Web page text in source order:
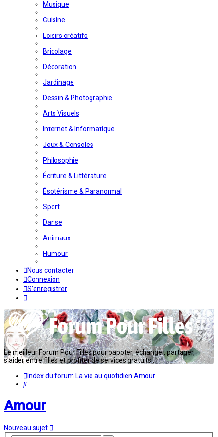
Musique
Cuisine
Loisirs créatifs
Bricolage
Décoration
Jardinage
Dessin & Photographie
Arts Visuels
Internet & Informatique
Jeux & Consoles
Philosophie
Écriture & Littérature
Ésotérisme & Paranormal
Sport
Danse
Animaux
Humour
Nous contacter
Connexion
S’enregistrer
Le meilleur Forum Pour Filles pour papoter, échanger, partager,
s'aider entre filles et profiter de services gratuits...
Index du forum La vie au quotidien Amour
Rechercher
Amour
Nouveau sujet